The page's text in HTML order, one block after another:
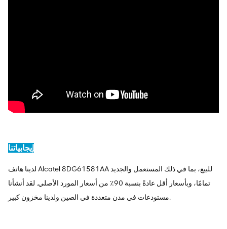
إيجابياتنا
لدينا هاتف Alcatel 8DG61581AA للبيع، بما في ذلك المستعمل والجديد
تمامًا، وبأسعار أقل عادةً بنسبة 90٪ من أسعار المورد الأصلي. لقد أنشأنا
مستودعات في مدن متعددة في الصين ولدينا مخزون كبير.